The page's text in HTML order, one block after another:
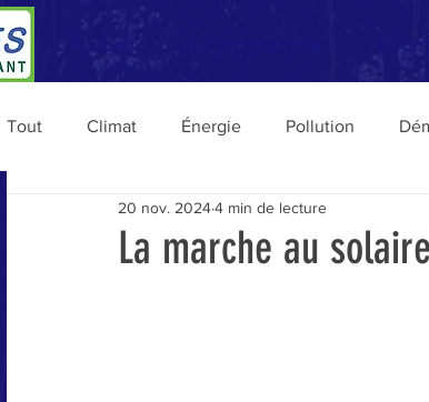
Tout Climat Énergie Pollution
Personnalités Vie du MEI
La marche au solaire
20 nov. 20244 min de lecture